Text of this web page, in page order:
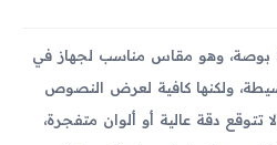
تأتي شاشة الجهاز بمقاس 2.1 بوصة، وهو مقاس مناسب لجهاز في
ولكنها كافية لعرض النصوص
تتوقع دقة عالية أو ألوان متفجرة،